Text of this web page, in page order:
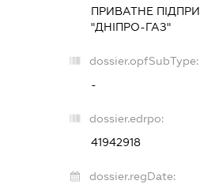
ПРИВАТНЕ
"ДНІПРО-ГАЗ"
dossier.opfSubType:
-
dossier.edrpo:
41942918
dossier.regDate: